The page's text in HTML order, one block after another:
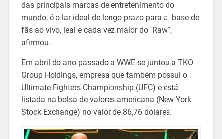
das principais marcas de entretenimento do
mundo, é o lar ideal de longo prazo para a base de
fãs ao vivo, leal e cada vez maior do Raw”,
afirmou.
Em abril do ano passado a WWE se juntou a TKO
Group Holdings, empresa que também possui o
Ultimate Fighters Championship (UFC) e está
listada na bolsa de valores americana (New York
Stock Exchange) no valor de 86,76 dólares.